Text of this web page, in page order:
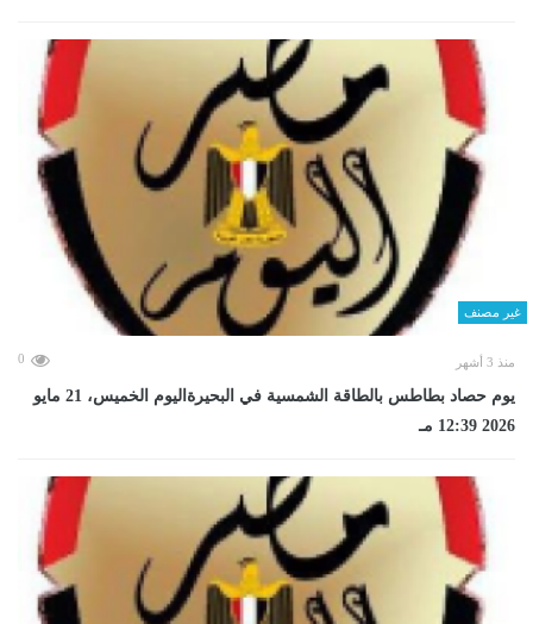
غير مصنف
منذ 3 أشهر 0
يوم حصاد بطاطس بالطاقة الشمسية في البحيرةاليوم الخميس، 21 مايو
2026 12:39 مـ